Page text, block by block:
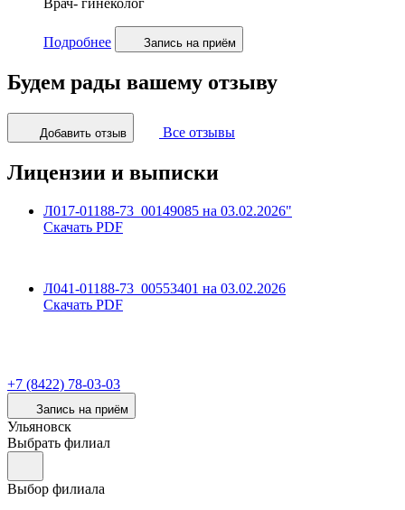
Врач- гинеколог
Подробнее Запись на приём
Будем рады вашему отзыву
Добавить отзыв Все отзывы
Лицензии и выписки
Л017-01188-73_00149085 на 03.02.2026"
Скачать PDF
Л041-01188-73_00553401 на 03.02.2026
Скачать PDF
+7 (8422) 78-03-03
Запись на приём
Ульяновск
Выбрать филиал
Выбор филиала